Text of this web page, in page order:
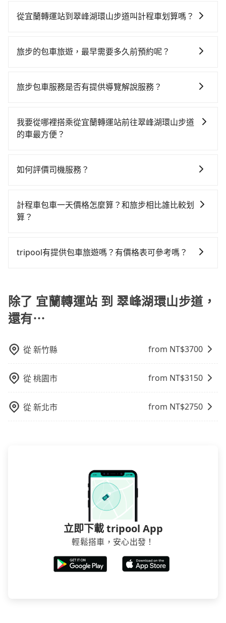
時不需要閉目養神（因為要自己開車），最重要的是你
$115~205承租小轎車，每公里再額外加收$3.2，從宜蘭
路返回），雖已將每小時40元路邊停車費用預估進去，
C、Vios這類乘坐體驗較差的車款，如果人數超過四位，
更是沒有較大的七人座或九人座可供選擇，而且無人租
車都好像在開樂透一樣。另外，偶爾也會遇到明明已經
乘客的人來說就有不小的風險。最後，雖然路邊隨租隨
還看似方便，但實際使用時還是有其區域的限制，實際
從宜蘭轉運站到翠峰湖環山步道叫計程車划算嗎？
灣大車隊、Uber、Line Taxi、Yoxi等，如果在路邊攔不
車看看。依照里程跳錶計算，價格約為950~1,400元
新北的100倍之多。再加上宜蘭縣有些計程車司機不按錶
計費，約有47%會採現場議價，建議最好先上網預約，
程車司機不跳錶計費的風險，如你們人數在五人以上，
旅步的包車旅遊，最早需要多久前預約呢？
提供早鳥優惠，您越早預訂就能享有更優惠的價格。所
旅步包車服務是否有提供導覽解說服務？
需要導覽服務，可事先透過電子郵件
booking@tripool.app聯繫我們，將有專人協助回覆確
我要從哪裡搭乘從宜蘭轉運站前往翠峰湖環山步道
的車最方便？
落，只要有路能到、Google地圖上能標註、GPS上能找
區，我們司機都會依照訂單上的資訊依約接送。
如何評價司機服務？
視您的反饋。
計程車包車一天價格怎麼算？和旅步相比誰比較划
算？
格通常是根據時間或距離來計算，而且在不同城市和地
下，旅步的包車服務價格相對更為透明和具體，一般是
按照包車時間和里程、車型來計費，價格在網站上公開
透明，方便客戶可以更加準確地了解行程所需時間和費
tripool有提供包車旅遊嗎？有價格表可參考嗎？
有，可彈性選擇2~12小時的服務，滿足家族出遊、朋友
聚會、婚喪喜慶等不同的需求。價格透明、無隱藏費
用，網站試算即真實價格，免去來回電話確認。一天包
時數或者單程專車服務者，敢大聲說我們價格絕對最划
算。網站上可直接挑選小轎車、休旅車、或九人座箱型
車，如需10人以上巴士，請來信洽詢。
除了 宜蘭轉運站 到 翠峰湖環山步道，
還有⋯
從新竹縣 from NT$3700
從桃園市 from NT$3150
從新北市 from NT$2750
立即下載 tripool App
輕鬆搭車，安心出發！